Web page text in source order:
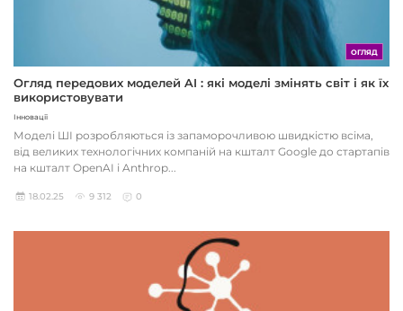
ОГЛЯД
Огляд передових моделей AI : які моделі змінять світ і як їх
використовувати
Інновації
Моделі ШІ розробляються із запаморочливою швидкістю всіма,
від великих технологічних компаній на кшталт Google до стартапів
на кшталт OpenAI і Anthrop...
18.02.25 9 312 0